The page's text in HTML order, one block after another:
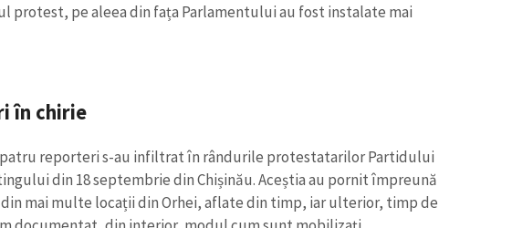
protest, pe aleea din fața Parlamentului au fost instalate mai
în chirie
patru reporteri s-au infiltrat în rândurile protestatarilor Partidului
din 18 septembrie din Chișinău. Aceștia au pornit împreună
mai multe locații din Orhei, aflate din timp, iar ulterior, timp de